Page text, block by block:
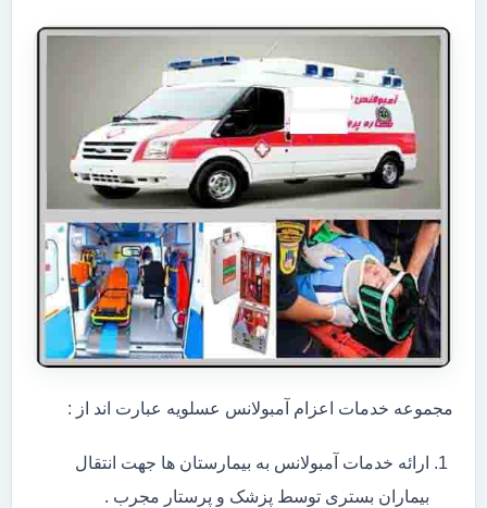
مجموعه خدمات اعزام آمبولانس عسلویه عبارت اند از :
ارائه خدمات آمبولانس به بیمارستان ها جهت انتقال
بیماران بستری توسط پزشک و پرستار مجرب .